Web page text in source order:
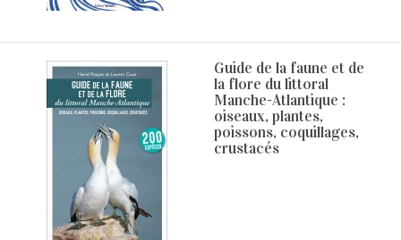
Guide de la faune et de
la flore du littoral
Manche-Atlantique :
oiseaux, plantes,
poissons, coquillages,
crustacés